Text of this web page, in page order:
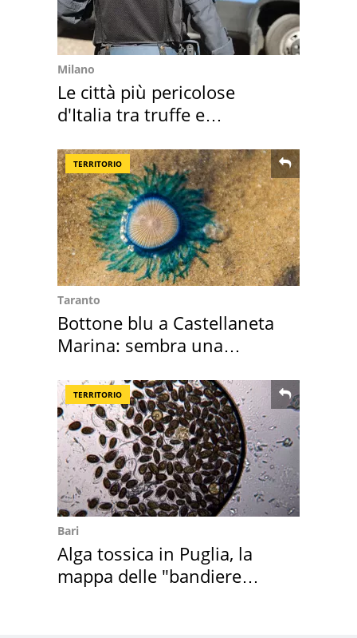
Milano
Le città più pericolose
d'Italia tra truffe e
TERRITORIO
Taranto
Bottone blu a Castellaneta
Marina: sembra una
TERRITORIO
Bari
Alga tossica in Puglia, la
mappa delle "bandiere